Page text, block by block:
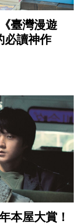
臺灣漫遊
必讀神作
本屋大賞！